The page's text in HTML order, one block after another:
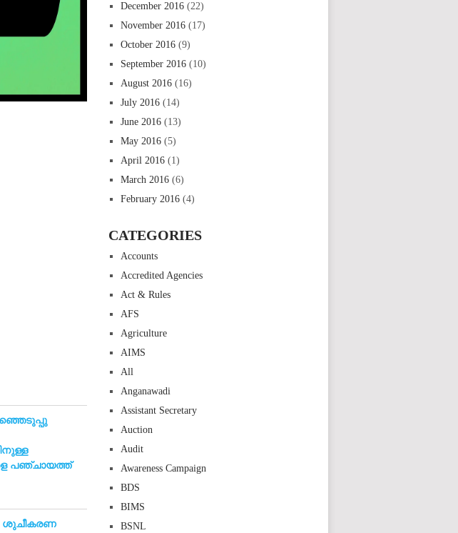
പഞ്ചായത്ത്
ശുചീകരണ
December 2016 (22)
November 2016 (17)
October 2016 (9)
September 2016 (10)
August 2016 (16)
July 2016 (14)
June 2016 (13)
May 2016 (5)
April 2016 (1)
March 2016 (6)
February 2016 (4)
CATEGORIES
Accounts
Accredited Agencies
Act & Rules
AFS
Agriculture
AIMS
All
Anganawadi
Assistant Secretary
Auction
Audit
Awareness Campaign
BDS
BIMS
BSNL